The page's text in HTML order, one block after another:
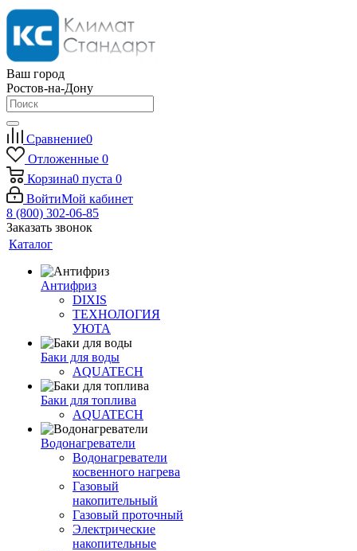
Ваш город
Ростов-на-Дону
Сравнение0
Отложенные 0
Корзина0 пуста 0
ВойтиМой кабинет
8 (800) 302-06-85
Заказать звонок
Каталог
Антифриз
DIXIS
ТЕХНОЛОГИЯ
УЮТА
Баки для воды
AQUATECH
Баки для топлива
AQUATECH
Водонагреватели
Водонагреватели
косвенного нагрева
Газовый
накопительный
Газовый проточный
Электрические
накопительные